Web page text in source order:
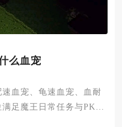
么血宠
血宠、龟速血宠、血耐
足魔王日常任务与PK竞
核心的血宠类型，速度